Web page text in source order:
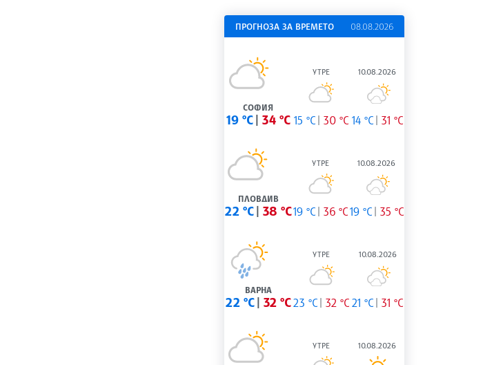
ПРОГНОЗА ЗА ВРЕМЕТО 08.08.2026
СОФИЯ
19 °C 34 °C
УТРЕ
15 °C 30 °C
10.08.2026
14 °C 31 °C
ПЛОВДИВ
22 °C 38 °C
УТРЕ
19 °C 36 °C
10.08.2026
19 °C 35 °C
ВАРНА
22 °C 32 °C
УТРЕ
23 °C 32 °C
10.08.2026
21 °C 31 °C
УТРЕ 10.08.2026